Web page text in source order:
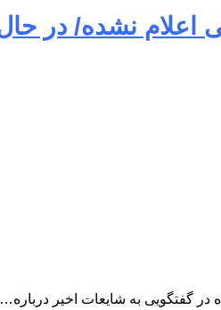
گفتگویی به شایعات اخیر درباره…